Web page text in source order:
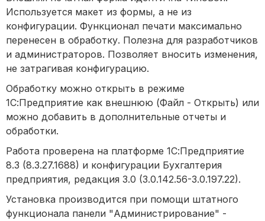
Используется макет из формы, а не из
конфигурации. Функционал печати максимально
перенесен в обработку. Полезна для разработчиков
и администраторов. Позволяет вносить изменения,
не затрагивая конфигурацию.
Обработку можно открыть в режиме
1С:Предприятие как внешнюю (Файл - Открыть) или
можно добавить в дополнительные отчеты и
обработки.
Работа проверена на платформе 1С:Предприятие
8.3 (8.3.27.1688) и конфигурации Бухгалтерия
предприятия, редакция 3.0 (3.0.142.56-3.0.197.22).
Установка производится при помощи штатного
функционала панели "Администрирование" -